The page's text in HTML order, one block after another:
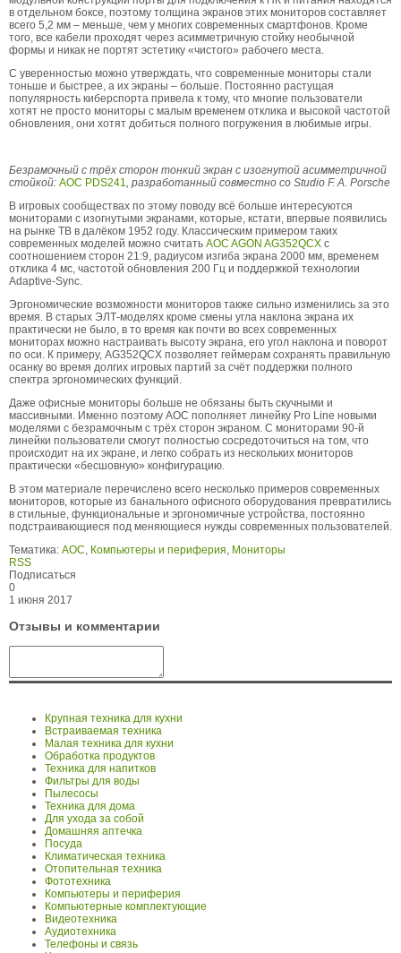
в отдельном боксе, поэтому толщина экранов этих мониторов составляет
всего 5,2 мм – меньше, чем у многих современных смартфонов. Кроме
того, все кабели проходят через асимметричную стойку необычной
формы и никак не портят эстетику «чистого» рабочего места.
С уверенностью можно утверждать, что современные мониторы стали
тоньше и быстрее, а их экраны – больше. Постоянно растущая
популярность киберспорта привела к тому, что многие пользователи
хотят не просто мониторы с малым временем отклика и высокой частотой
обновления, они хотят добиться полного погружения в любимые игры.
Безрамочный с трёх сторон тонкий экран с изогнутой асимметричной
стойкой: AOC PDS241
, разработанный совместно со Studio F. A. Porsche
В игровых сообществах по этому поводу всё больше интересуются
мониторами с изогнутыми экранами, которые, кстати, впервые появились
на рынке ТВ в далёком 1952 году. Классическим примером таких
современных моделей можно считать AOC AGON AG352QCX с
соотношением сторон 21:9, радиусом изгиба экрана 2000 мм, временем
отклика 4 мс, частотой обновления 200 Гц и поддержкой технологии
Adaptive-Sync.
Эргономические возможности мониторов также сильно изменились за это
время. В старых ЭЛТ-моделях кроме смены угла наклона экрана их
практически не было, в то время как почти во всех современных
мониторах можно настраивать высоту экрана, его угол наклона и поворот
по оси. К примеру, AG352QCX позволяет геймерам сохранять правильную
осанку во время долгих игровых партий за счёт поддержки полного
спектра эргономических функций.
Даже офисные мониторы больше не обязаны быть скучными и
массивными. Именно поэтому AOC пополняет линейку Pro Line новыми
моделями с безрамочным с трёх сторон экраном. С мониторами 90-й
линейки пользователи смогут полностью сосредоточиться на том, что
происходит на их экране, и легко собрать из нескольких мониторов
практически «бесшовную» конфигурацию.
В этом материале перечислено всего несколько примеров современных
мониторов, которые из банального офисного оборудования превратились
в стильные, функциональные и эргономичные устройства, постоянно
подстраивающиеся под меняющиеся нужды современных пользователей.
Тематика: AOC Компьютеры и периферия Мониторы
RSS
Подписаться
0
1 июня 2017
Отзывы и комментарии
Крупная техника для кухни
Встраиваемая техника
Малая техника для кухни
Обработка продуктов
Техника для напитков
Фильтры для воды
Пылесосы
Техника для дома
Для ухода за собой
Домашняя аптечка
Посуда
Климатическая техника
Отопительная техника
Фототехника
Компьютеры и периферия
Компьютерные комплектующие
Видеотехника
Аудиотехника
Телефоны и связь